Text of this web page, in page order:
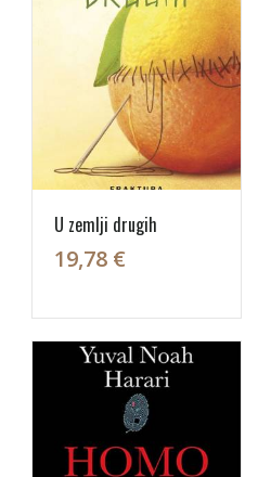
U zemlji drugih
19,78 €